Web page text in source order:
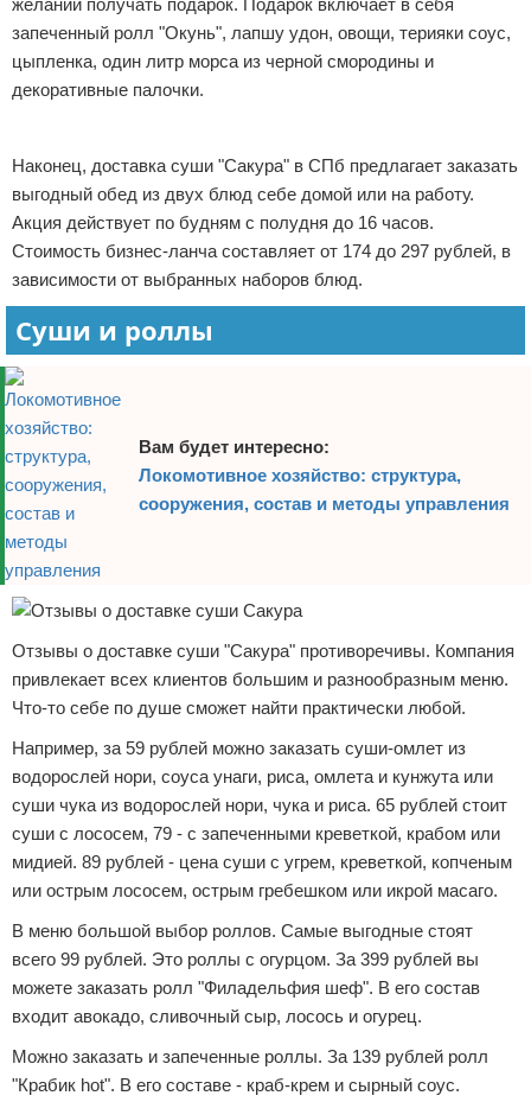
желании получать подарок. Подарок включает в себя
запеченный ролл "Окунь", лапшу удон, овощи, терияки соус,
цыпленка, один литр морса из черной смородины и
декоративные палочки.
Наконец, доставка суши "Сакура" в СПб предлагает заказать
выгодный обед из двух блюд себе домой или на работу.
Акция действует по будням с полудня до 16 часов.
Стоимость бизнес-ланча составляет от 174 до 297 рублей, в
зависимости от выбранных наборов блюд.
Суши и роллы
Вам будет интересно:
Локомотивное хозяйство: структура,
сооружения, состав и методы управления
Отзывы о доставке суши "Сакура" противоречивы. Компания
привлекает всех клиентов большим и разнообразным меню.
Что-то себе по душе сможет найти практически любой.
Например, за 59 рублей можно заказать суши-омлет из
водорослей нори, соуса унаги, риса, омлета и кунжута или
суши чука из водорослей нори, чука и риса. 65 рублей стоит
суши с лососем, 79 - с запеченными креветкой, крабом или
мидией. 89 рублей - цена суши с угрем, креветкой, копченым
или острым лососем, острым гребешком или икрой масаго.
В меню большой выбор роллов. Самые выгодные стоят
всего 99 рублей. Это роллы с огурцом. За 399 рублей вы
можете заказать ролл "Филадельфия шеф". В его состав
входит авокадо, сливочный сыр, лосось и огурец.
Можно заказать и запеченные роллы. За 139 рублей ролл
"Крабик hot". В его составе - краб-крем и сырный соус.